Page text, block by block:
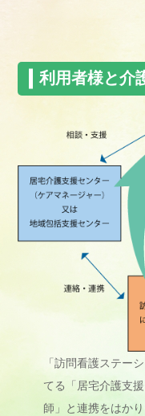
利用者様と介
「訪問看護ステー
てる「居宅介護支
師」と連携をはか